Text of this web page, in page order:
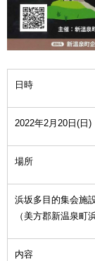
日時
2022年2月20日(
場所
浜坂多目的集会施
（美方郡新温泉町
内容